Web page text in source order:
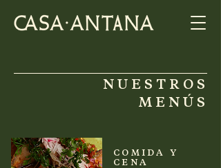
NUESTROS
MENÚS
COMIDA Y
CENA